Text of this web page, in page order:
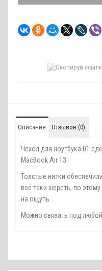
Описание Отзывов (0)
Чехол для ноутбука 01
MacBook Air 13.
Толстые нитки
всё таки шерсть, по
на ощупь.
Можно связать под любой